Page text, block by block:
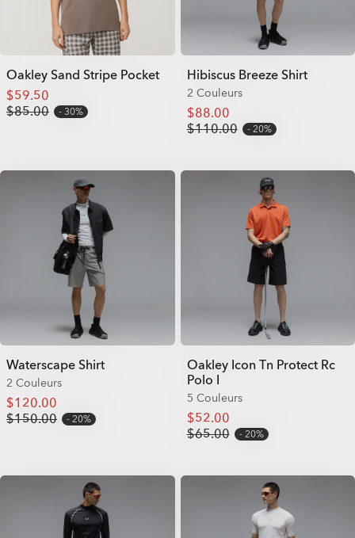
Oakley Sand Stripe Pocket
$59.50
$85.00
30%
Hibiscus Breeze Shirt
2 Couleurs
$88.00
$110.00
20%
Waterscape Shirt
2 Couleurs
$120.00
$150.00
20%
Oakley Icon Tn Protect Rc
Polo I
5 Couleurs
$52.00
$65.00
20%